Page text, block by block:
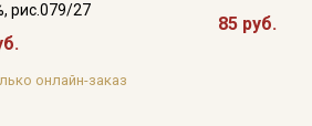
рис.079/27
онлайн-заказ
85 руб.